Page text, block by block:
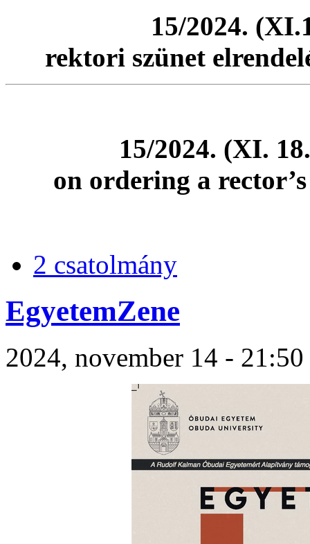
15/2024.
rektori szünet
15/2024. (XI.
on ordering a
2 csatolmány
EgyetemZene
2024, november 14 -